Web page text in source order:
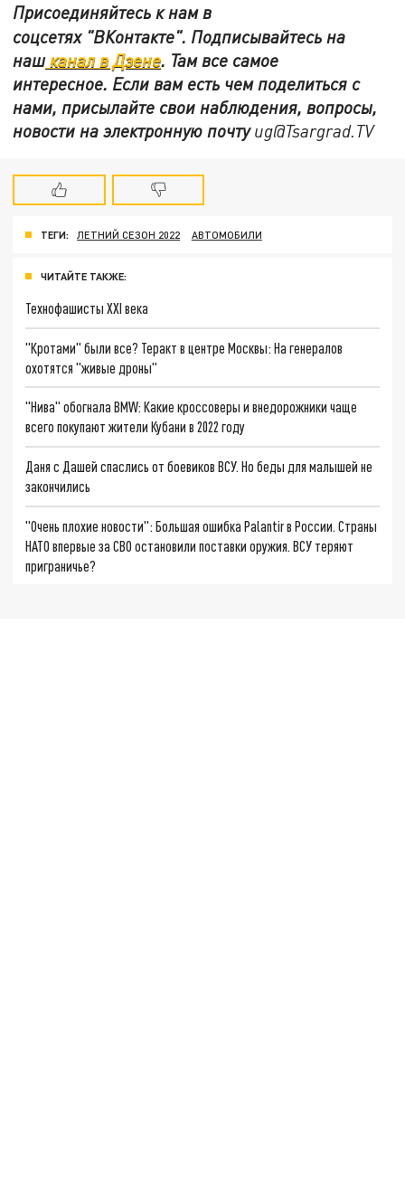
Присоединяйтесь к нам в
соцсетях "ВКонтакте". Подписывайтесь на
нашканал в Дзене. Там все самое
интересное. Если вам есть чем поделиться с
нами, присылайте свои наблюдения, вопросы,
новости на электронную почтуug@Tsargrad.TV
ТЕГИ: ЛЕТНИЙ СЕЗОН 2022 АВТОМОБИЛИ
ЧИТАЙТЕ ТАКЖЕ:
Технофашисты XXI века
"Кротами" были все? Теракт в центре Москвы: На генералов
охотятся "живые дроны"
"Нива" обогнала BMW: Какие кроссоверы и внедорожники чаще
всего покупают жители Кубани в 2022 году
Даня с Дашей спаслись от боевиков ВСУ. Но беды для малышей не
закончились
"Очень плохие новости": Большая ошибка Palantir в России. Страны
НАТО впервые за СВО остановили поставки оружия. ВСУ теряют
приграничье?